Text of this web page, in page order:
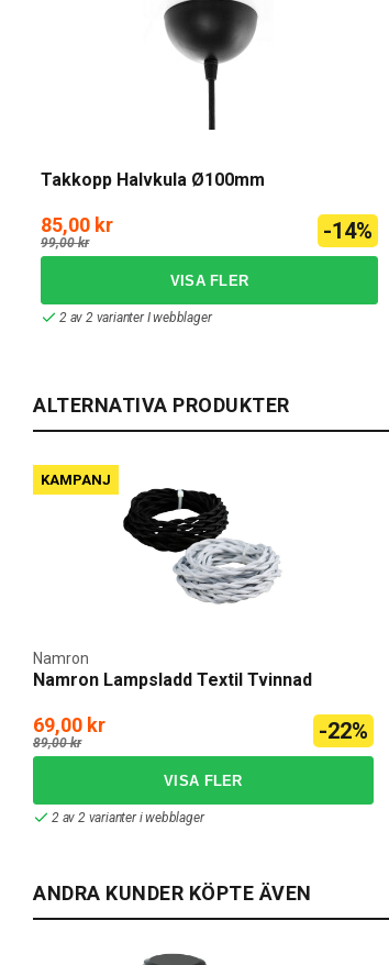
Takkopp Halvkula Ø100mm
85,00 kr
99,00 kr -14%
2 av 2 varianter I webblager
ALTERNATIVA PRODUKTER
KAMPANJ
Namron Lampsladd Textil Tvinnad
Namron
69,00 kr
89,00 kr -22%
2 av 2 varianter i webblager
ANDRA KUNDER KÖPTE ÄVEN